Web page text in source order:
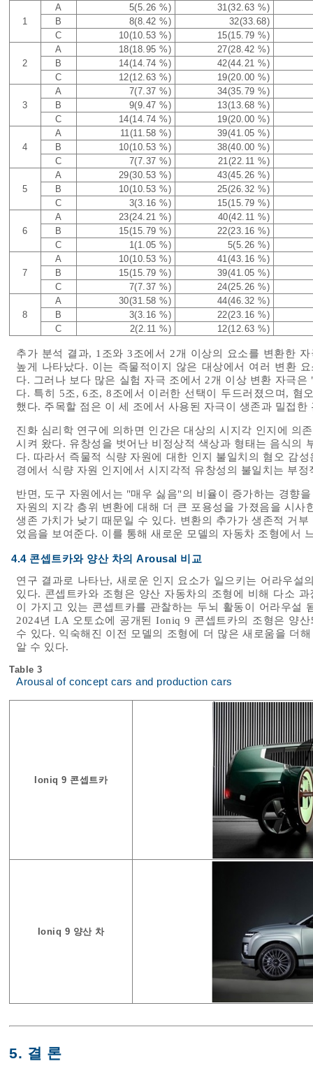
1
A 5(5.26 %)
31(32.63 %)
B
8(8.42 %)
32(33.68)
C
10(10.53 %) 15(15.79 %)
2
A 18(18.95 %)
27(28.42 %)
B
14(14.74 %)
42(44.21 %)
C
12(12.63 %) 19(20.00 %)
3
A 7(7.37 %)
34(35.79 %)
B
9(9.47 %)
13(13.68 %)
C
14(14.74 %) 19(20.00 %)
4
A 11(11.58 %)
39(41.05 %)
B
10(10.53 %)
38(40.00 %)
C
7(7.37 %) 21(22.11 %)
5
A 29(30.53 %)
43(45.26 %)
B
10(10.53 %)
25(26.32 %)
C
3(3.16 %) 15(15.79 %)
6
A 23(24.21 %)
40(42.11 %)
B
15(15.79 %)
22(23.16 %)
C
1(1.05 %) 5(5.26 %)
7
A 10(10.53 %)
41(43.16 %)
B
15(15.79 %)
39(41.05 %)
C
7(7.37 %) 24(25.26 %)
8
A 30(31.58 %)
44(46.32 %)
B
3(3.16 %)
22(23.16 %)
C
2(2.11 %) 12(12.63 %)
추가 분석 결과, 1조와 3조에서 2개 이상의 요소를 변환한
높게 나타났다. 이는 즉물적이지 않은 대상에서 여러 변환
다. 그러나 보다 많은 실험 자극 조에서 2개 이상 변환 자극
다. 특히 5조, 6조, 8조에서 이러한 선택이 두드러졌으며, 혐
했다. 주목할 점은 이 세 조에서 사용된 자극이 생존과 밀접
진화 심리학 연구에 의하면 인간은 대상의 시지각 인지에 의
시켜 왔다. 유창성을 벗어난 비정상적 색상과 형태는 음식의
다. 따라서 즉물적 식량 자원에 대한 인지 불일치의 혐오 감
경에서 식량 자원 인지에서 시지각적 유창성의 불일치는 부
반면, 도구 자원에서는 "매우 싫음"의 비율이 증가하는 경향
자원의 지각 층위 변환에 대해 더 큰 포용성을 가졌음을 시
생존 가치가 낮기 때문일 수 있다. 변환의 추가가 생존적 거
었음을 보여준다. 이를 통해 새로운 모델의 자동차 조형에서
4.4 콘셉트카와 양산 차의 Arousal 비교
연구 결과로 나타난, 새로운 인지 요소가 일으키는 어라우설
있다. 콘셉트카와 조형은 양산 자동차의 조형에 비해 다소
이 가지고 있는 콘셉트카를 관찰하는 두뇌 활동이 어라우설
2024년 LA 오토쇼에 공개된 Ioniq 9 콘셉트카의 조형은 양
수 있다. 익숙해진 이전 모델의 조형에 더 많은 새로움을 더
알 수 있다.
Table 3
Arousal of concept cars and production cars
Ioniq 9 콘셉트카
Ioniq 9 양산 차
5. 결 론